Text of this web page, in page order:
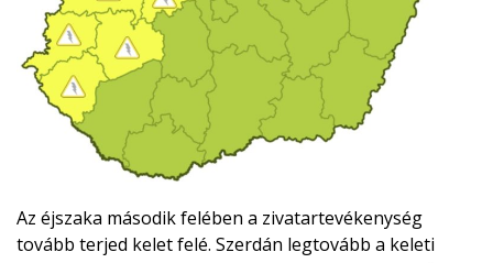
Az éjszaka második felében a zivatartevékenység
tovább terjed kelet felé. Szerdán legtovább a keleti